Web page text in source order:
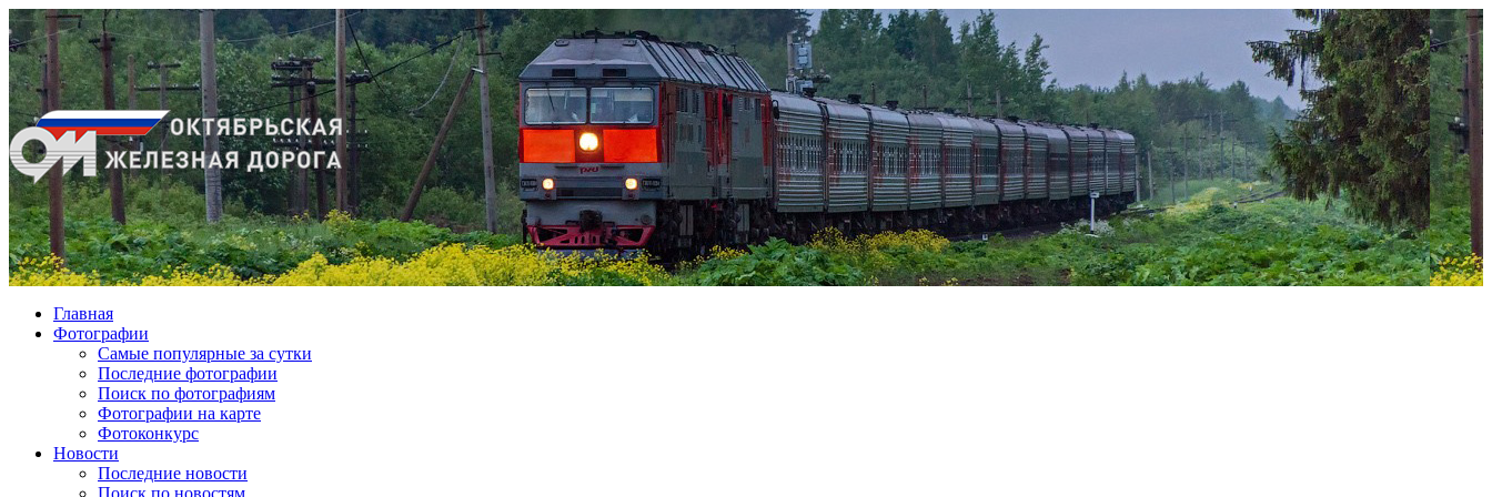
Главная
Фотографии
Cамые популярные за сутки
Последние фотографии
Поиск по фотографиям
Фотографии на карте
Фотоконкурс
Новости
Последние новости
Поиск по новостям